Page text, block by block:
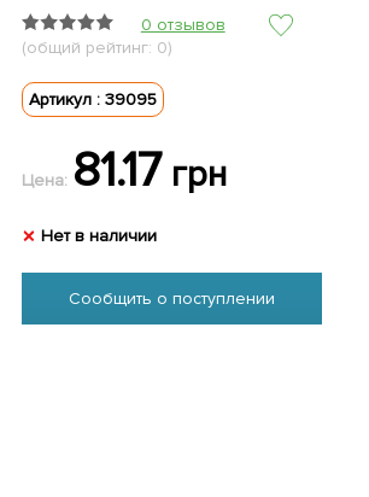
0 отзывов
(общий рейтинг: 0)
Артикул : 39095
Цена: 81.17 грн
Нет в наличии
Сообщить о поступлении